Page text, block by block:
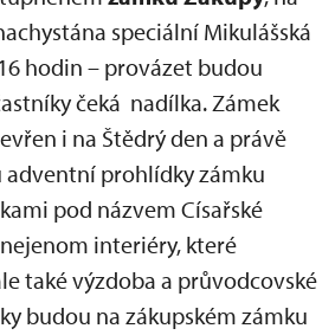
speciální Mikulášská
hodin – provázet budou
čeká nadílka. Zámek
i na Štědrý den a právě
prohlídky zámku
pod názvem Císařské
interiéry, které
také výzdoba a průvodcovské
budou na zákupském zámku